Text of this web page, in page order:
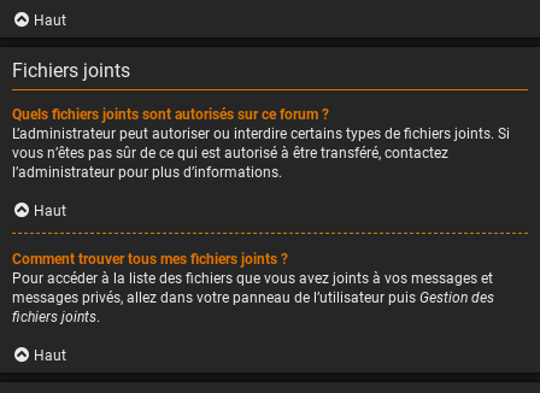
Haut
Fichiers joints
Quels fichiers joints sont autorisés sur ce forum ?
L’administrateur peut autoriser ou interdire certains types de fichiers joints. Si
vous n’êtes pas sûr de ce qui est autorisé à être transféré, contactez
l’administrateur pour plus d’informations.
Haut
Comment trouver tous mes fichiers joints ?
Pour accéder à la liste des fichiers que vous avez joints à vos messages et
messages privés, allez dans votre panneau de l’utilisateur puis Gestion des
fichiers joints.
Haut